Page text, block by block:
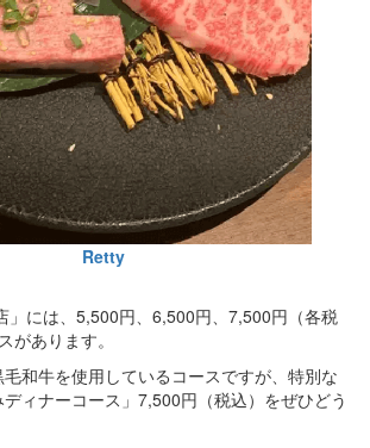
Retty
」には、5,500円、6,500円、7,500円（各税
があります。
和牛を使用しているコースですが、特別な
ィナーコース」7,500円（税込）をぜひどう